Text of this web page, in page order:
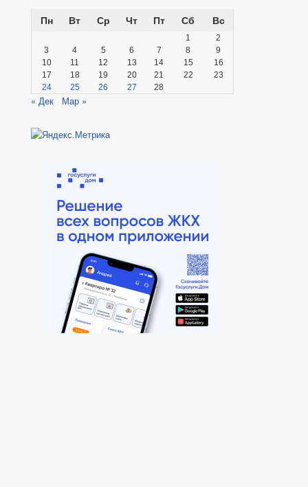
Пн
Вт Ср Чт Пт Сб Вс
1
2
3
4 5 6 7 8
9
10
11 12 13 14 15
16
17
18 19 20 21 22
23
24
25 26 27 28
« Дек Мар »